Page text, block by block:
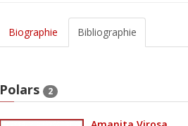
Biographie Bibliographie
Polars 2